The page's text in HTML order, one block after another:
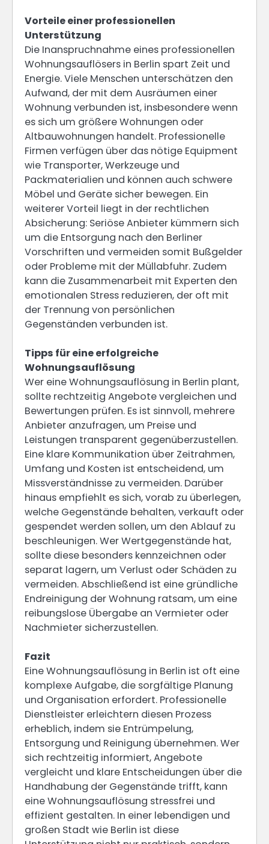
Vorteile einer professionellen
Unterstützung
Die Inanspruchnahme eines professionellen
Wohnungsauflösers in Berlin spart Zeit und
Energie. Viele Menschen unterschätzen den
Aufwand, der mit dem Ausräumen einer
Wohnung verbunden ist, insbesondere wenn
es sich um größere Wohnungen oder
Altbauwohnungen handelt. Professionelle
Firmen verfügen über das nötige Equipment
wie Transporter, Werkzeuge und
Packmaterialien und können auch schwere
Möbel und Geräte sicher bewegen. Ein
weiterer Vorteil liegt in der rechtlichen
Absicherung: Seriöse Anbieter kümmern sich
um die Entsorgung nach den Berliner
Vorschriften und vermeiden somit Bußgelder
oder Probleme mit der Müllabfuhr. Zudem
kann die Zusammenarbeit mit Experten den
emotionalen Stress reduzieren, der oft mit
der Trennung von persönlichen
Gegenständen verbunden ist.
Tipps für eine erfolgreiche
Wohnungsauflösung
Wer eine Wohnungsauflösung in Berlin plant,
sollte rechtzeitig Angebote vergleichen und
Bewertungen prüfen. Es ist sinnvoll, mehrere
Anbieter anzufragen, um Preise und
Leistungen transparent gegenüberzustellen.
Eine klare Kommunikation über Zeitrahmen,
Umfang und Kosten ist entscheidend, um
Missverständnisse zu vermeiden. Darüber
hinaus empfiehlt es sich, vorab zu überlegen,
welche Gegenstände behalten, verkauft oder
gespendet werden sollen, um den Ablauf zu
beschleunigen. Wer Wertgegenstände hat,
sollte diese besonders kennzeichnen oder
separat lagern, um Verlust oder Schäden zu
vermeiden. Abschließend ist eine gründliche
Endreinigung der Wohnung ratsam, um eine
reibungslose Übergabe an Vermieter oder
Nachmieter sicherzustellen.
Fazit
Eine Wohnungsauflösung in Berlin ist oft eine
komplexe Aufgabe, die sorgfältige Planung
und Organisation erfordert. Professionelle
Dienstleister erleichtern diesen Prozess
erheblich, indem sie Entrümpelung,
Entsorgung und Reinigung übernehmen. Wer
sich rechtzeitig informiert, Angebote
vergleicht und klare Entscheidungen über die
Handhabung der Gegenstände trifft, kann
eine Wohnungsauflösung stressfrei und
effizient gestalten. In einer lebendigen und
großen Stadt wie Berlin ist diese